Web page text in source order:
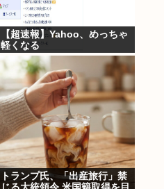
【超速報】Yahoo、めっちゃ
軽くなる
トランプ氏、「出産旅行」禁